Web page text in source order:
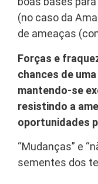
(no caso da
de ameaças
Forças e
chances de
mantendo-se
resistindo a
oportunidades
“Mudanças” e
sementes dos